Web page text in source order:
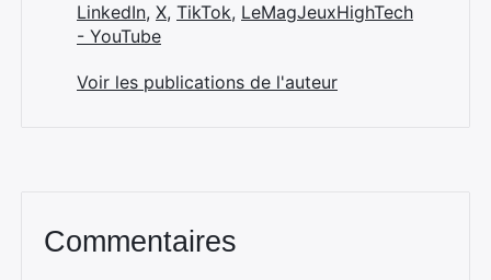
LinkedIn, X, TikTok, LeMagJeuxHighTech
- YouTube
Voir les publications de l'auteur
Commentaires